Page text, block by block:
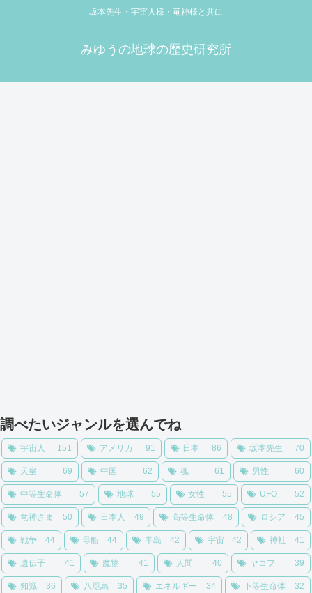
坂本先生・宇宙人様・竜神様と共に
みゆうの地球の歴史研究所
調べたいジャンルを選んでね
宇宙人 151 アメリカ 91 日本 86 坂本先生 70
天皇 69 中国 62 魂 61 男性 60
中等生命体 57 地球 55 女性 55 UFO 52
竜神さま 50 日本人 49 高等生命体 48 ロシア 45
戦争 44 母船 44 半島 42 宇宙 42 神社 41
遺伝子 41 魔物 41 人間 40 ヤコフ 39
知識 36 八咫烏 35 エネルギー 34 下等生命体 32